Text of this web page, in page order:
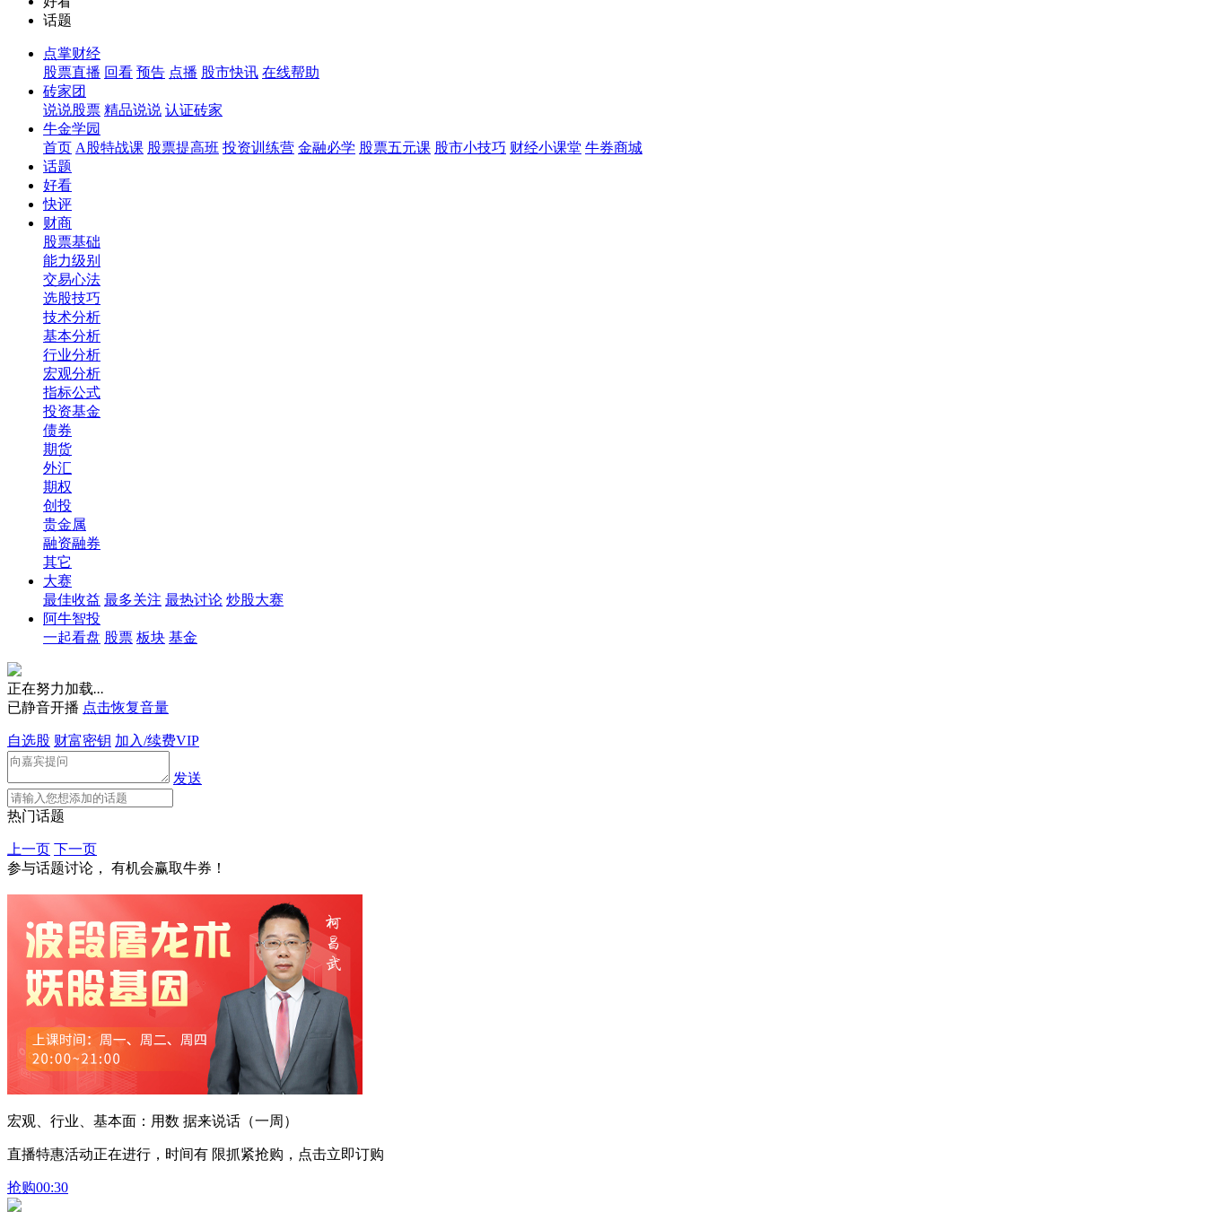
话题
点掌财经
股票直播 回看 预告 点播 股市快讯 在线帮助
砖家团
说说股票 精品说说 认证砖家
牛金学园
首页 A股特战课 股票提高班 投资训练营 金融必学 股票五元课 股市小技巧 财经小课堂 牛券商城
话题
好看
快评
财商
股票基础
能力级别
交易心法
选股技巧
技术分析
基本分析
行业分析
宏观分析
指标公式
投资基金
债券
期货
外汇
期权
创投
贵金属
融资融券
其它
大赛
最佳收益 最多关注 最热讨论 炒股大赛
阿牛智投
一起看盘 股票 板块 基金
正在努力加载...
已静音开播 点击恢复音量
自选股 财富密钥 加入/续费VIP
发送
热门话题
上一页 下一页
参与话题讨论， 有机会赢取牛券！
宏观、行业、基本面：用数 据来说话（一周）
直播特惠活动正在进行，时间有 限抓紧抢购，点击立即订购
抢购00:30